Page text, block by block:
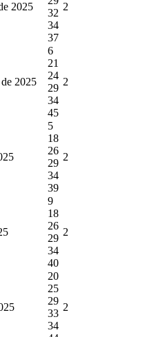
2025
32
34
37
2
2025
6
21
24
29
34
45
2
5
18
26
29
34
39
2
9
18
26
29
34
40
2
20
25
29
33
34
2